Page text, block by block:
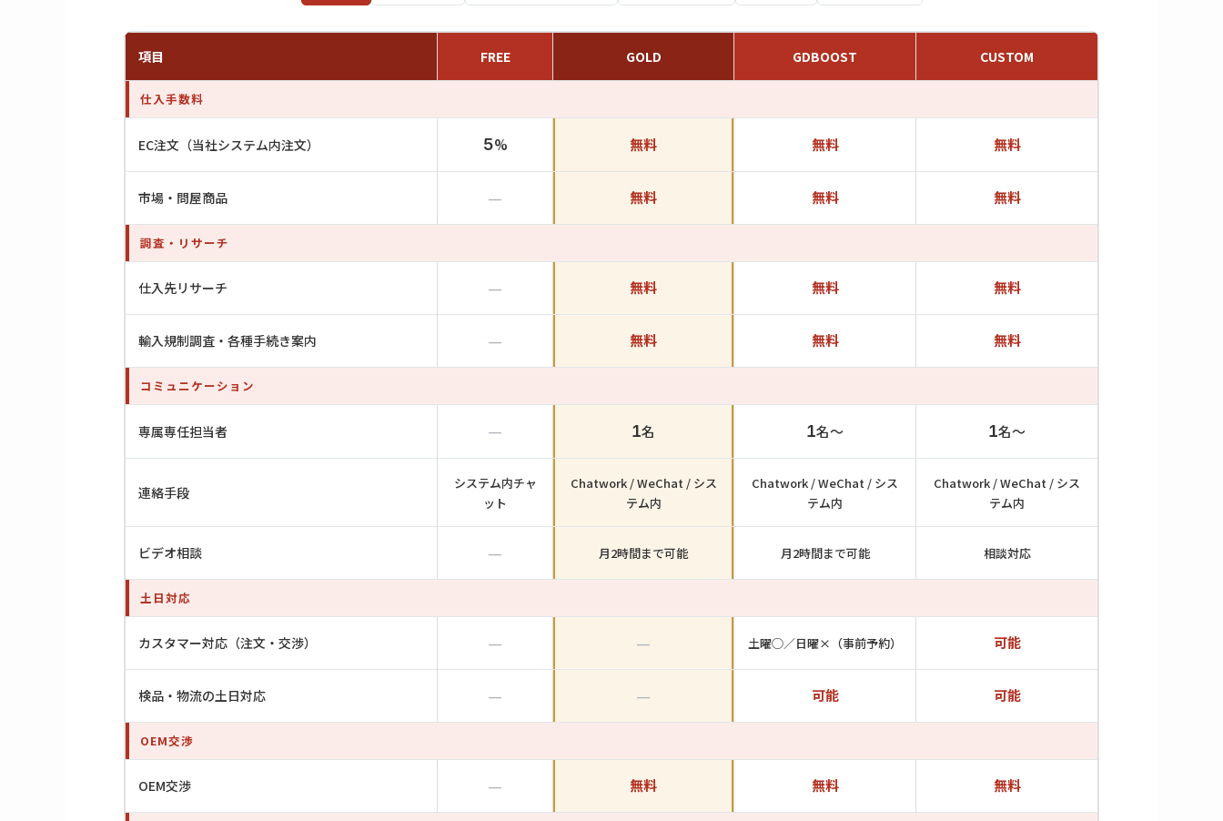
項目 FREE GOLD GDBOOST CUSTOM
仕入手数料
EC注文（当社システム内注文） 5% 無料 無料 無料
市場・問屋商品 — 無料 無料 無料
調査・リサーチ
仕入先リサーチ — 無料 無料 無料
輸入規制調査・各種手続き案内 — 無料 無料 無料
コミュニケーション
専属専任担当者 — 1名 1名〜 1名〜
連絡手段
システム内チャ
ット
Chatwork / WeChat / シス
テム内
Chatwork / WeChat / シス
テム内
Chatwork / WeChat / シス
テム内
ビデオ相談 — 月2時間まで可能 月2時間まで可能 相談対応
土日対応
カスタマー対応（注文・交渉） — — 土曜◯／日曜×（事前予約） 可能
検品・物流の土日対応 — — 可能 可能
OEM交渉
OEM交渉 — 無料 無料 無料